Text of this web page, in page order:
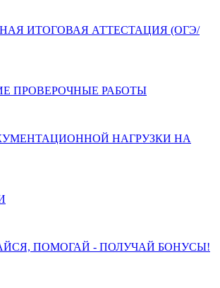
ИТОГОВАЯ АТТЕСТАЦИЯ (ОГЭ/
ПРОВЕРОЧНЫЕ РАБОТЫ
НАГРУЗКИ НА
ПОМОГАЙ - ПОЛУЧАЙ БОНУСЫ!